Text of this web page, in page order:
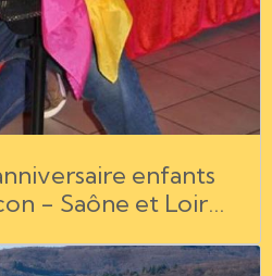
enfants
- Saône et Loire
Jura.